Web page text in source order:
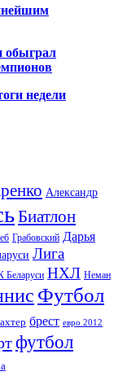
обыграл
недели
Александр
Биатлон
Грабовский Дарья
Лига
НХЛ Неман
Футбол
брест евро 2012
футбол